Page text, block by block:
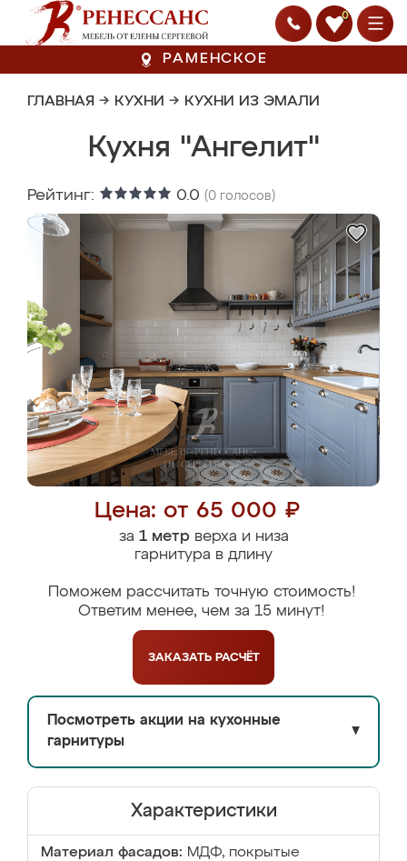
0
РАМЕНСКОЕ
ГЛАВНАЯ → КУХНИ → КУХНИ ИЗ ЭМАЛИ
Кухня "Ангелит"
Рейтинг: 0.0 (0 голосов)
Цена: от 65 000 ₽
за 1 метрверха и низа
гарнитура в длину
Поможем рассчитать точную стоимость!
Ответим менее, чем за 15 минут!
ЗАКАЗАТЬ РАСЧЁТ
Посмотреть акции на кухонные
гарнитуры
▼
Характеристики
Материал фасадов: МДФ, покрытые